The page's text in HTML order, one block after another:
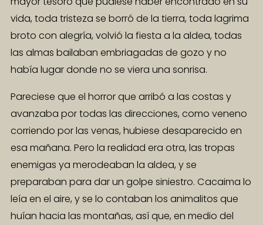
vida, toda tristeza se borró de la tierra, toda lagrima
broto con alegría, volvió la fiesta a la aldea, todas
las almas bailaban embriagadas de gozo y no
había lugar donde no se viera una sonrisa.
Pareciese que el horror que arribó a las costas y
avanzaba por todas las direcciones, como veneno
corriendo por las venas, hubiese desaparecido en
esa mañana. Pero la realidad era otra, las tropas
enemigas ya merodeaban la aldea, y se
preparaban para dar un golpe siniestro. Cacaima lo
leía en el aire, y se lo contaban los animalitos que
huían hacia las montañas, así que, en medio del